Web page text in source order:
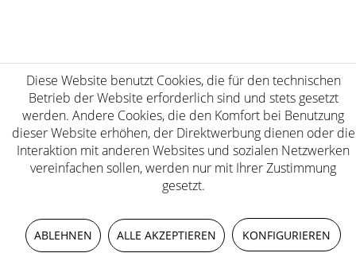
Diese Website benutzt Cookies, die für den technischen
Betrieb der Website erforderlich sind und stets gesetzt
werden. Andere Cookies, die den Komfort bei Benutzung
dieser Website erhöhen, der Direktwerbung dienen oder die
Interaktion mit anderen Websites und sozialen Netzwerken
vereinfachen sollen, werden nur mit Ihrer Zustimmung
gesetzt.
ABLEHNEN ALLE AKZEPTIEREN KONFIGURIEREN